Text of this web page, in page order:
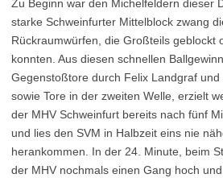
Zu Beginn war den Michelfeldern dieser
starke Schweinfurter Mittelblock zwang
Rückraumwürfen, die Großteils geblockt
konnten. Aus diesen schnellen
Gegenstoßtore durch Felix Landgraf und
sowie Tore in der zweiten Welle, erzielt
der MHV Schweinfurt bereits nach fünf
und lies den SVM in Halbzeit eins nie
herankommen. In der 24. Minute, beim
der MHV nochmals einen Gang hoch